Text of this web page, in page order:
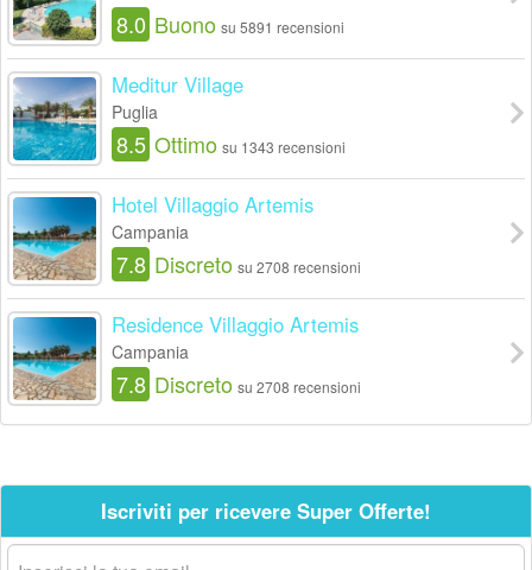
8.0 Buono su 5891 recensioni
Meditur Village
Puglia
8.5 Ottimo su 1343 recensioni
Hotel Villaggio Artemis
Campania
7.8 Discreto su 2708 recensioni
Residence Villaggio Artemis
Campania
7.8 Discreto su 2708 recensioni
Iscriviti per ricevere Super Offerte!
La